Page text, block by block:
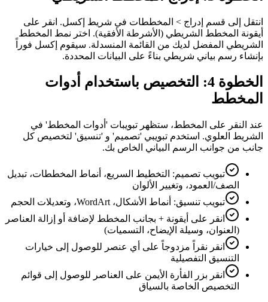
انتقل إلى قسم إدراج > المخططات في شريط إكسل. انقر على
أيقونة المخطط الشريطي (الأشرطة الأفقية). اختر نمط المخطط
الشريطي المفضل لديك من القائمة المنسدلة. سيقوم إكسل فوراً
بإنشاء رسم بياني شريطي بناءً على البيانات المحددة.
الخطوة 4: التخصيص باستخدام أدوات
المخطط
عند النقر على المخطط، ستظهر تبويبات 'أدوات المخطط' في
الشريط العلوي. استخدم تبويبي 'تصميم' و 'تنسيق' لتخصيص كل
جانب من جوانب الرسم البياني الخاص بك.
تبويب تصميم: التخطيط السريع، أنماط المخططات، تبديل
الصف/العمود، وتغيير الألوان
تبويب تنسيق: أنماط الأشكال، WordArt، وتعديلات الحجم
انقر على أيقونة + بجانب المخطط لإضافة أو إزالة العناصر
(العنوان، وسيلة الإيضاح، التسميات)
انقر نقراً مزدوجاً على أي عنصر للوصول إلى خيارات
التنسيق التفصيلية
انقر بزر الفأرة الأيمن على العناصر للوصول إلى قوائم
التخصيص الخاصة بالسياق